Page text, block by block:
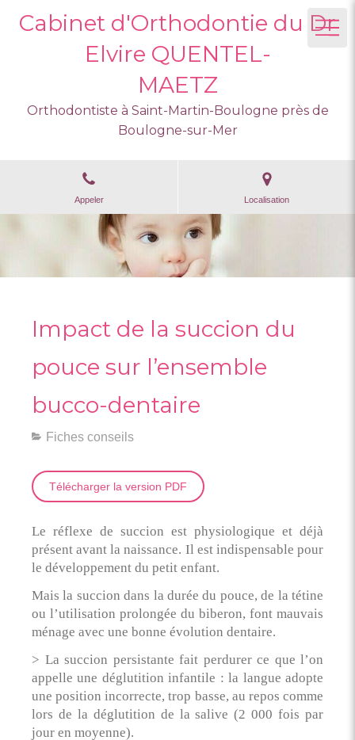
Cabinet d'Orthodontie du Dr
Elvire QUENTEL-
MAETZ
Orthodontiste à Saint-Martin-Boulogne près de
Boulogne-sur-Mer
Appeler Localisation
Impact de la succion du
pouce sur l’ensemble
bucco-dentaire
Fiches conseils
Télécharger la version PDF
Le réflexe de succion est physiologique et déjà
présent avant la naissance. Il est indispensable pour
le développement du petit enfant.
Mais la succion dans la durée du pouce, de la tétine
ou l’utilisation prolongée du biberon, font mauvais
ménage avec une bonne évolution dentaire.
> La succion persistante fait perdurer ce que l’on
appelle une déglutition infantile : la langue adopte
une position incorrecte, trop basse, au repos comme
lors de la déglutition de la salive (2 000 fois par
jour en moyenne).